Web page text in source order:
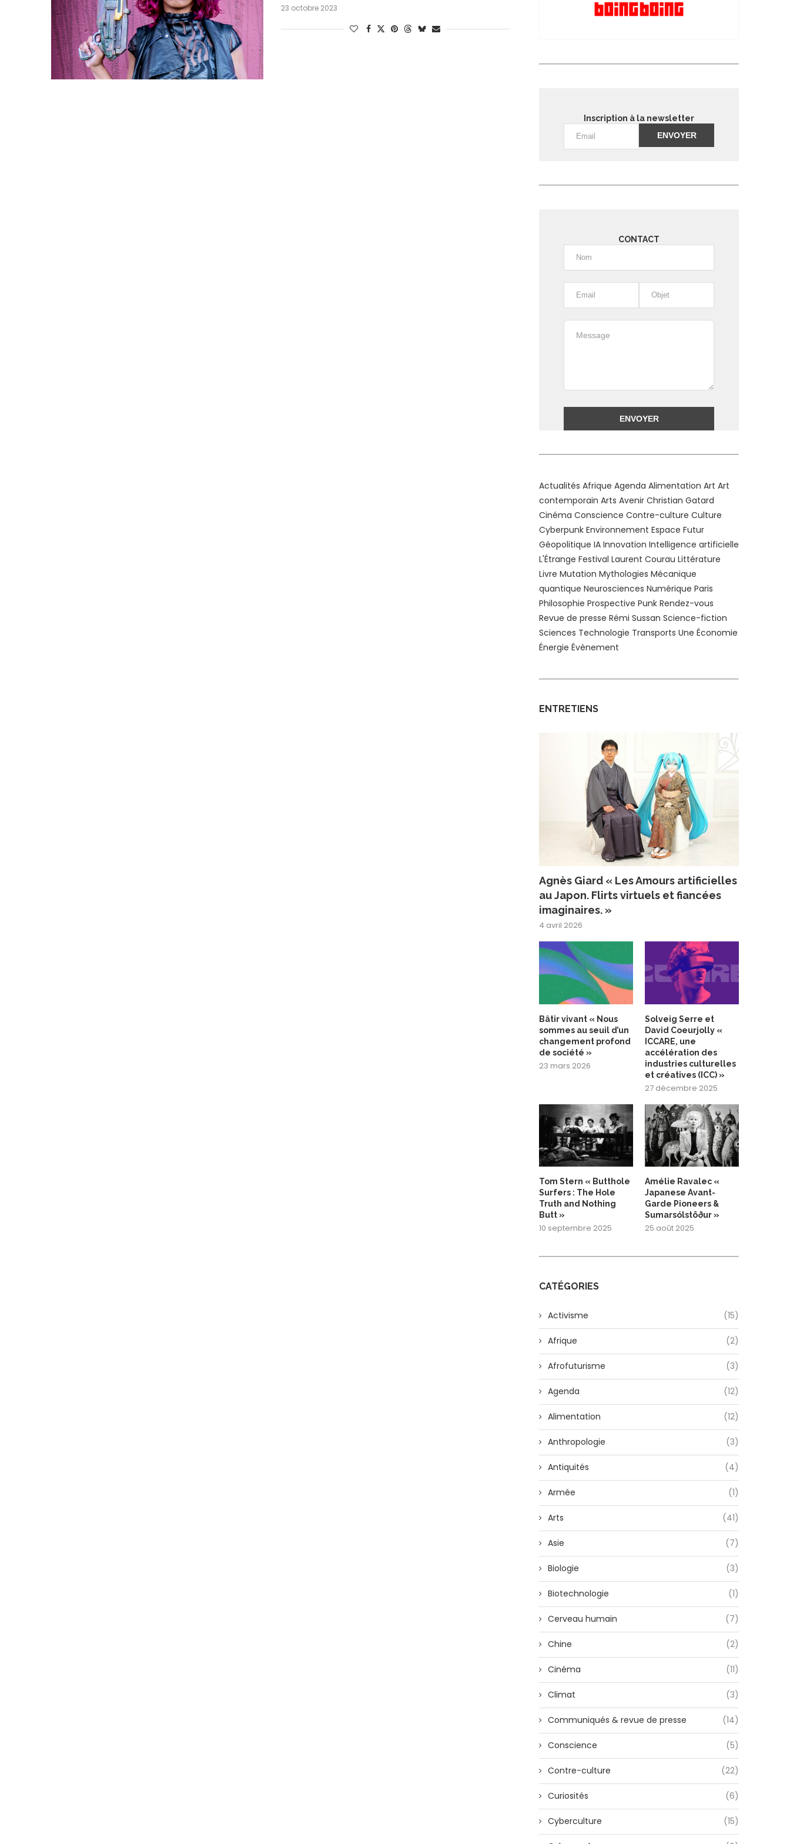
23 octobre 2023
Inscription à la newsletter
CONTACT
Actualités Afrique Agenda Alimentation Art Art
contemporain Arts Avenir Christian Gatard
Cinéma Conscience Contre-culture Culture
Cyberpunk Environnement Espace Futur
Géopolitique IA Innovation Intelligence artificielle
L'Étrange Festival Laurent Courau Littérature
Livre Mutation Mythologies Mécanique
quantique Neurosciences Numérique Paris
Philosophie Prospective Punk Rendez-vous
Revue de presse Rémi Sussan Science-fiction
Sciences Technologie Transports Une Économie
Énergie Évènement
ENTRETIENS
Agnès Giard « Les Amours artificielles
au Japon. Flirts virtuels et fiancées
imaginaires. »
4 avril 2026
Bâtir vivant « Nous
sommes au seuil d’un
changement profond
de société »
23 mars 2026
Solveig Serre et
David Coeurjolly «
ICCARE, une
accélération des
industries culturelles
et créatives (ICC) »
27 décembre 2025
Tom Stern « Butthole
Surfers : The Hole
Truth and Nothing
Butt »
10 septembre 2025
Amélie Ravalec «
Japanese Avant-
Garde Pioneers &
Sumarsólstöður »
25 août 2025
CATÉGORIES
Activisme (15)
Afrique (2)
Afrofuturisme (3)
Agenda (12)
Alimentation (12)
Anthropologie (3)
Antiquités (4)
Armée (1)
Arts (41)
Asie (7)
Biologie (3)
Biotechnologie (1)
Cerveau humain (7)
Chine (2)
Cinéma (11)
Climat (3)
Communiqués & revue de presse (14)
Conscience (5)
Contre-culture (22)
Curiosités (6)
Cyberculture (15)